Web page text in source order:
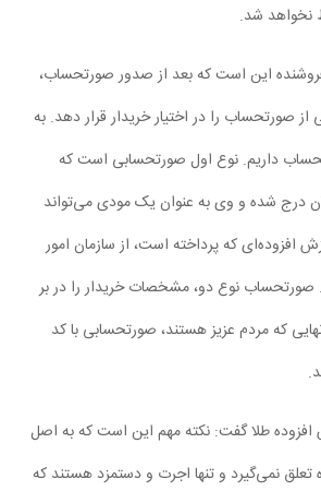
نخواهد شد.
این است که بعد از صدور صورتحساب،
صورتحساب را در اختیار خریدار قرار دهد. به
داریم. نوع اول صورتحسابی است که
درج شده و وی به عنوان یک مودی می‌تواند
افزوده‌ای که پرداخته است، از سازمان امور
صورتحساب نوع دو، مشخصات خریدار را در بر
که مردم عزیز هستند، صورتحسابی با کد
افزوده طلا گفت: نکته مهم این است که به اصل
تعلق نمی‌گیرد و تنها اجرت و دستمزد هستند که